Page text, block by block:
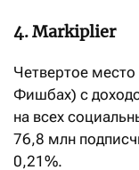
4. Markiplier
Четвертое
Фишбах) с
на всех
76,8 млн
0,21%.